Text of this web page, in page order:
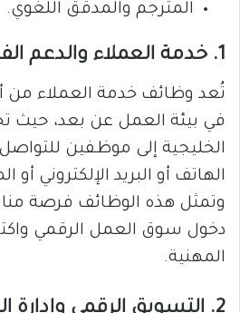
المترجم والمدقق اللغوي.
1. خدمة العملاء والدعم الفني
تُعد وظائف خدمة العملاء من
في بيئة العمل عن بعد، حيث
الخليجية إلى موظفين
الهاتف أو البريد الإلكتروني أو
وتمثل هذه الوظائف فرصة
دخول سوق العمل الرقمي
المهنية.
2. التسويق الرقمي وإدارة المحتوى